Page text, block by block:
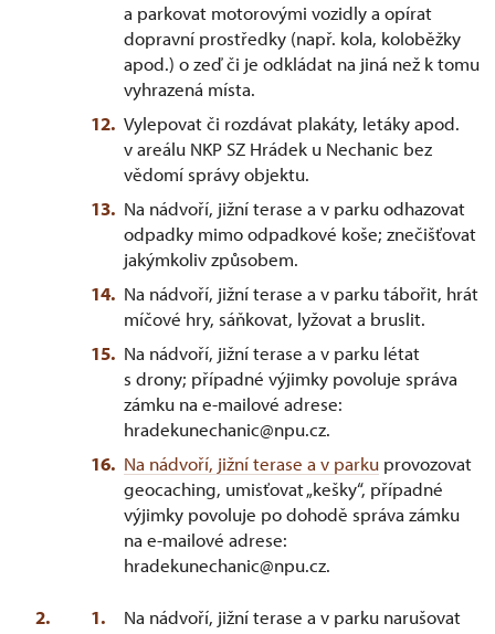
a parkovat motorovými vozidly a opírat
dopravní prostředky (např. kola, koloběžky
apod.) o zeď či je odkládat na jiná než k tomu
vyhrazená místa.
Vylepovat či rozdávat plakáty, letáky apod.
v areálu NKP SZ Hrádek u Nechanic bez
vědomí správy objektu.
Na nádvoří, jižní terase a v parku odhazovat
odpadky mimo odpadkové koše; znečišťovat
jakýmkoliv způsobem.
Na nádvoří, jižní terase a v parku tábořit, hrát
míčové hry, sáňkovat, lyžovat a bruslit.
Na nádvoří, jižní terase a v parku létat
s drony; případné výjimky povoluje správa
zámku na e-mailové adrese:
hradekunechanic@npu.cz.
Na nádvoří, jižní terase a v parku provozovat
geocaching, umisťovat „kešky“, případné
výjimky povoluje po dohodě správa zámku
na e-mailové adrese:
hradekunechanic@npu.cz.
Na nádvoří, jižní terase a v parku narušovat